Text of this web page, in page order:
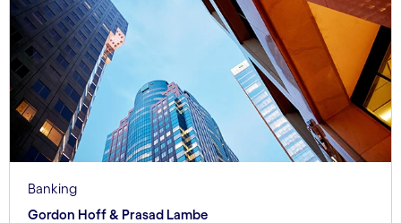
Banking
Gordon Hoff & Prasad Lambe